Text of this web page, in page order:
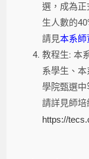
選，成為
生人數的
請見本系師
教程生: 本
系學生、
學院甄選中
請詳見師培
https://